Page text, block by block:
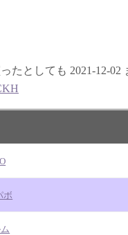
たとしても 2021-12-
ボ